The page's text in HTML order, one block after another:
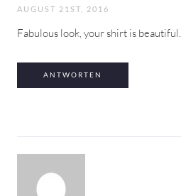
AUGUST 21ST, 2016
Fabulous look, your shirt is beautiful.
ANTWORTEN